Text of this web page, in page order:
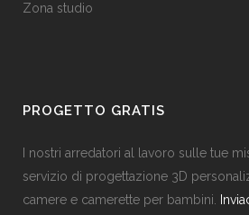
Zona studio
PROGETTO GRATIS
I nostri arredatori al lavoro sulle tue
servizio di progettazione 3D
camere e camerette per bambini.